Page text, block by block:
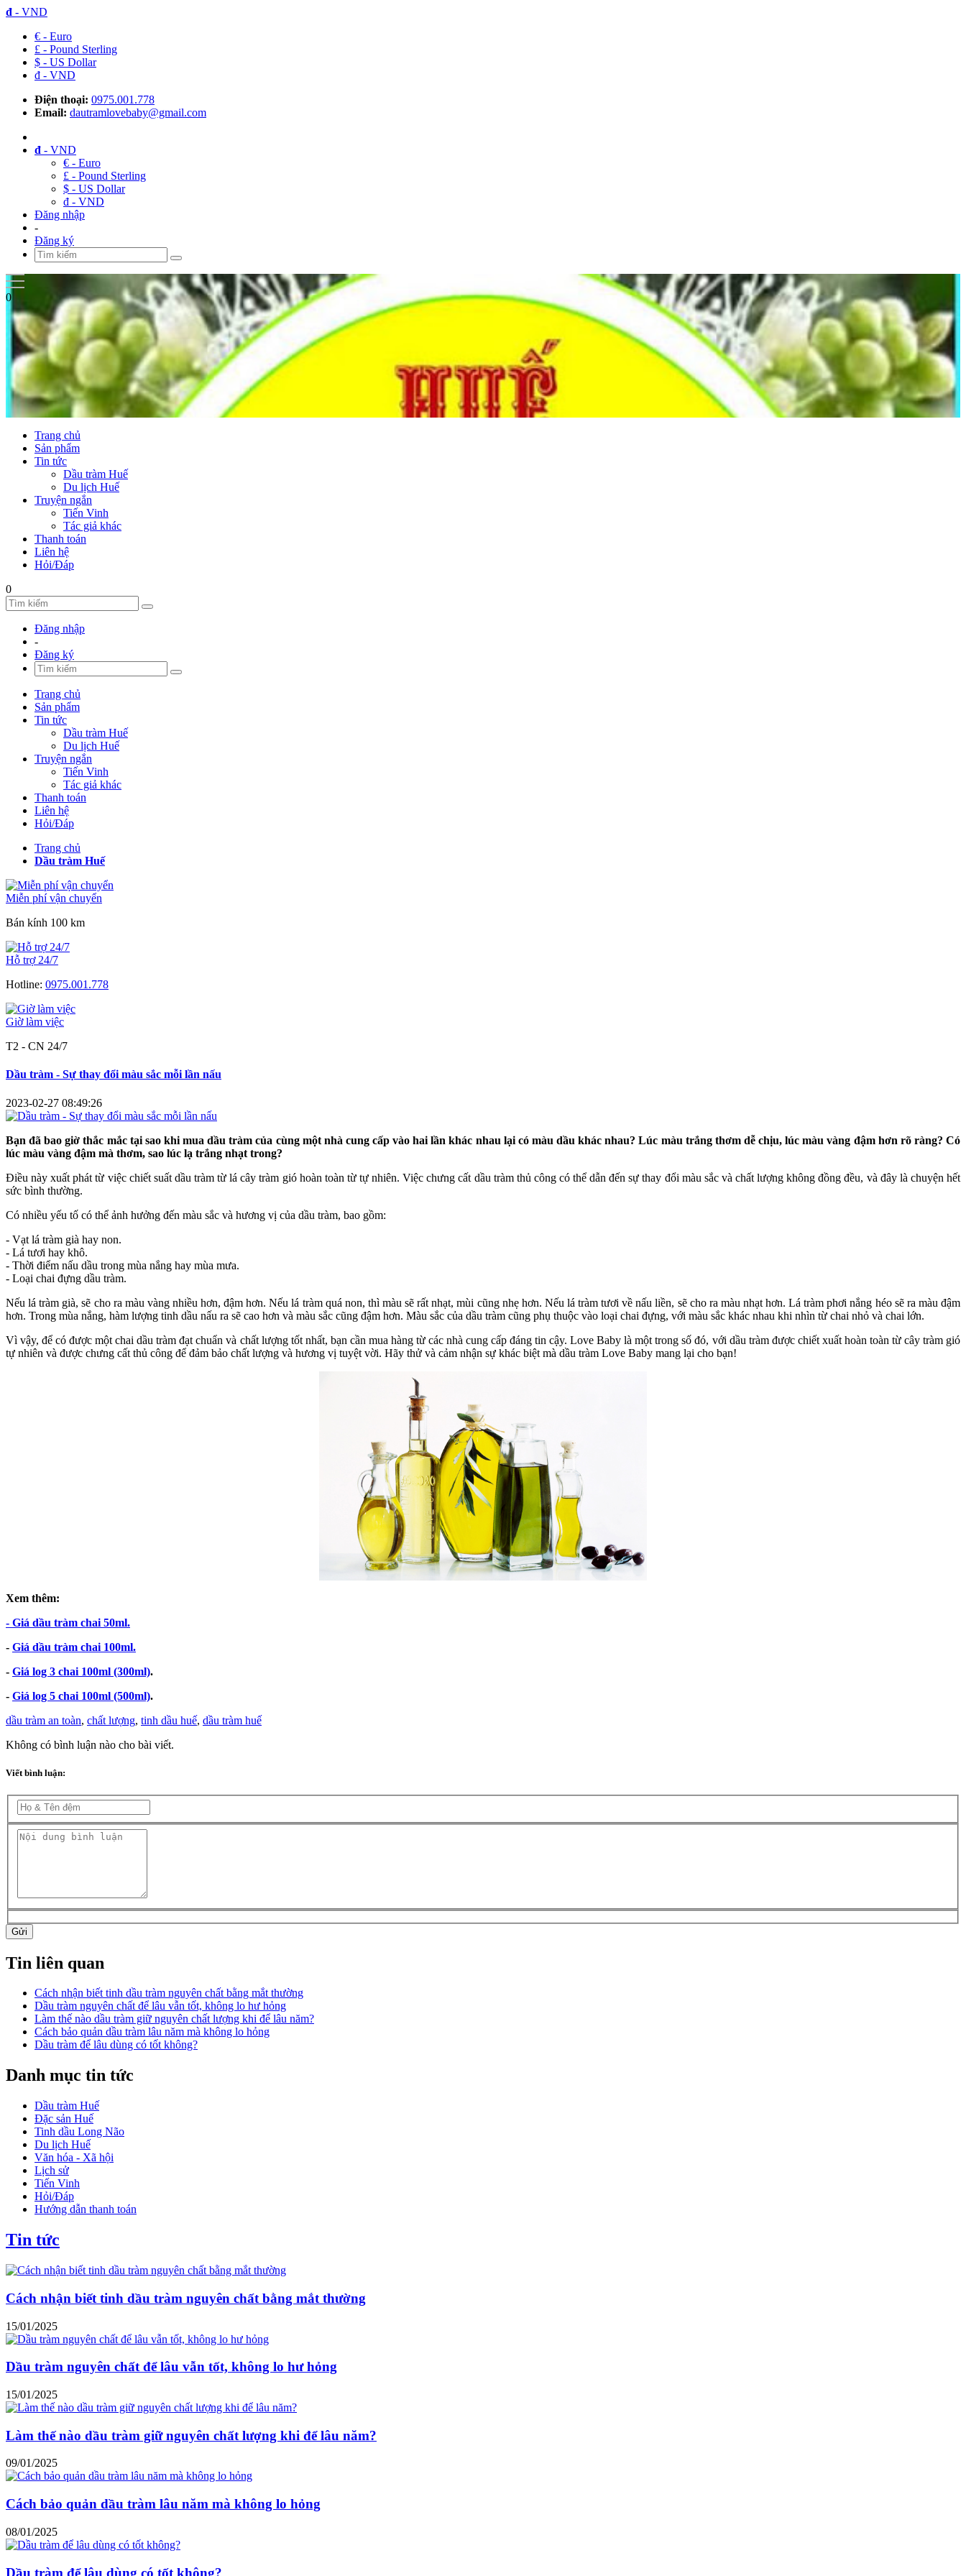
đ - VND
€ - Euro
£ - Pound Sterling
$ - US Dollar
đ - VND
Điện thoại: 0975.001.778
Email: dautramlovebaby@gmail.com
đ - VND
€ - Euro
£ - Pound Sterling
$ - US Dollar
đ - VND
Đăng nhập
-
Đăng ký
0
Trang chủ
Sản phẩm
Tin tức
Dầu tràm Huế
Du lịch Huế
Truyện ngắn
Tiến Vinh
Tác giả khác
Thanh toán
Liên hệ
Hỏi/Đáp
0
Đăng nhập
-
Đăng ký
Trang chủ
Sản phẩm
Tin tức
Dầu tràm Huế
Du lịch Huế
Truyện ngắn
Tiến Vinh
Tác giả khác
Thanh toán
Liên hệ
Hỏi/Đáp
Trang chủ
Dầu tràm Huế
Miễn phí vận chuyển
Bán kính 100 km
Hỗ trợ 24/7
Hotline: 0975.001.778
Giờ làm việc
T2 - CN 24/7
Dầu tràm - Sự thay đổi màu sắc mỗi lần nấu
2023-02-27 08:49:26
Bạn đã bao giờ thắc mắc tại sao khi mua dầu tràm của cùng một nhà cung cấp vào hai lần khác nhau lại có màu dầu khác nhau? Lúc màu trắng thơm dễ chịu, lúc màu vàng đậm hơn rõ ràng? Có
lúc màu vàng đậm mà thơm, sao lúc lạ trắng nhạt trong?
Điều này xuất phát từ việc chiết suất dầu tràm từ lá cây tràm gió hoàn toàn từ tự nhiên. Việc chưng cất dầu tràm thủ công có thể dẫn đến sự thay đổi màu sắc và chất lượng không đồng đều, và đây là chuyện hết
sức bình thường.
Có nhiều yếu tố có thể ảnh hưởng đến màu sắc và hương vị của dầu tràm, bao gồm:
- Vạt lá tràm già hay non.
- Lá tươi hay khô.
- Thời điểm nấu dầu trong mùa nắng hay mùa mưa.
- Loại chai đựng dầu tràm.
Nếu lá tràm già, sẽ cho ra màu vàng nhiều hơn, đậm hơn. Nếu lá tràm quá non, thì màu sẽ rất nhạt, mùi cũng nhẹ hơn. Nếu lá tràm tươi về nấu liền, sẽ cho ra màu nhạt hơn. Lá tràm phơi nắng héo sẽ ra màu đậm
hơn. Trong mùa nắng, hàm lượng tinh dầu nấu ra sẽ cao hơn và màu sắc cũng đậm hơn. Màu sắc của dầu tràm cũng phụ thuộc vào loại chai đựng, với màu sắc khác nhau khi nhìn từ chai nhỏ và chai lớn.
Vì vậy, để có được một chai dầu tràm đạt chuẩn và chất lượng tốt nhất, bạn cần mua hàng từ các nhà cung cấp đáng tin cậy. Love Baby là một trong số đó, với dầu tràm được chiết xuất hoàn toàn từ cây tràm gió
tự nhiên và được chưng cất thủ công để đảm bảo chất lượng và hương vị tuyệt vời. Hãy thử và cảm nhận sự khác biệt mà dầu tràm Love Baby mang lại cho bạn!
Xem thêm:
- Giá dầu tràm chai 50ml.
- Giá dầu tràm chai 100ml.
- Giá log 3 chai 100ml (300ml).
- Giá log 5 chai 100ml (500ml).
dầu tràm an toàn, chất lượng, tinh dầu huế, dầu tràm huế
Không có bình luận nào cho bài viết.
Viết bình luận:
Gửi
Tin liên quan
Cách nhận biết tinh dầu tràm nguyên chất bằng mắt thường
Dầu tràm nguyên chất để lâu vẫn tốt, không lo hư hỏng
Làm thế nào dầu tràm giữ nguyên chất lượng khi để lâu năm?
Cách bảo quản dầu tràm lâu năm mà không lo hỏng
Dầu tràm để lâu dùng có tốt không?
Danh mục tin tức
Dầu tràm Huế
Đặc sản Huế
Tinh dầu Long Não
Du lịch Huế
Văn hóa - Xã hội
Lịch sử
Tiến Vinh
Hỏi/Đáp
Hướng dẫn thanh toán
Tin tức
Cách nhận biết tinh dầu tràm nguyên chất bằng mắt thường
15/01/2025
Dầu tràm nguyên chất để lâu vẫn tốt, không lo hư hỏng
15/01/2025
Làm thế nào dầu tràm giữ nguyên chất lượng khi để lâu năm?
09/01/2025
Cách bảo quản dầu tràm lâu năm mà không lo hỏng
08/01/2025
Dầu tràm để lâu dùng có tốt không?